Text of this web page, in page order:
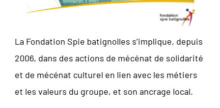
La Fondation Spie batignolles s’implique, depuis
2006, dans des actions de mécénat de solidarité
et de mécénat culturel en lien avec les métiers
et les valeurs du groupe, et son ancrage local.